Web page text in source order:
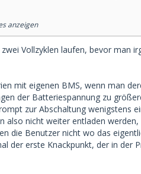
an meiner
Die andere blockiert sehr
anzeigen
Vollzyklen laufen, bevor man
mit eigenen BMS, wenn man
der Batteriespannung zu
zur Abschaltung wenigstens
nicht weiter entladen
die Benutzer nicht wo das
der erste Knackpunkt, der in der